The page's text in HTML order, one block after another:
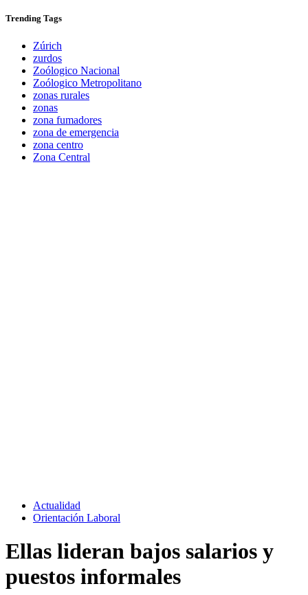
Trending Tags
Zúrich
zurdos
Zoólogico Nacional
Zoólogico Metropolitano
zonas rurales
zonas
zona fumadores
zona de emergencia
zona centro
Zona Central
Actualidad
Orientación Laboral
Ellas lideran bajos salarios y
puestos informales